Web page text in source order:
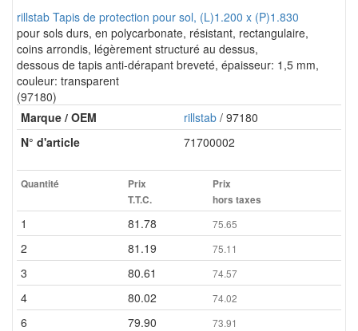
rillstab Tapis de protection pour sol, (L)1.200 x (P)1.830
pour sols durs, en polycarbonate, résistant, rectangulaire,
coins arrondis, légèrement structuré au dessus,
dessous de tapis anti-dérapant breveté, épaisseur: 1,5 mm,
couleur: transparent
(97180)
Marque / OEM
rillstab / 97180
N° d'article
71700002
Quantité
Prix
T.T.C.
Prix
hors taxes
1 81.78 75.65
2 81.19 75.11
3 80.61 74.57
4 80.02 74.02
6 79.90
73.91